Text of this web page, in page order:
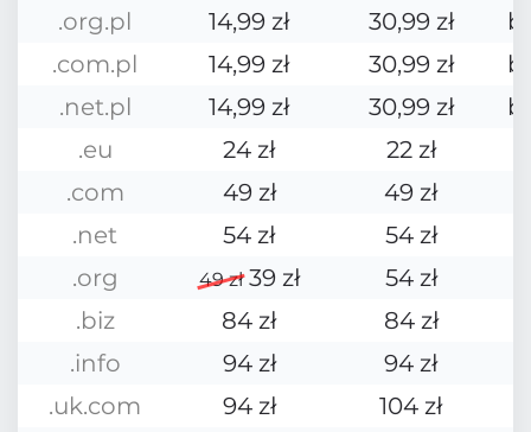
.org.pl
14,99 zł 30,99 zł
.com.pl
14,99 zł 30,99 zł
.net.pl
14,99 zł 30,99 zł
.eu
24 zł
22 zł
.com
49 zł
49 zł
.net
54 zł
54 zł
.org
49 zł 39 zł
54 zł
.biz
84 zł
84 zł
.info
94 zł
94 zł
.uk.com
94 zł
104 zł